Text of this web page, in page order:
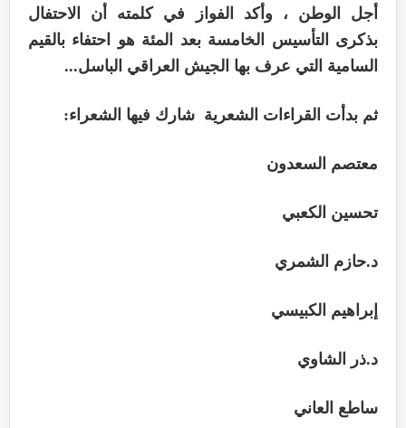
أجل الوطن ، وأكد الفواز في كلمته أن الاحتفال
بذكرى التأسيس الخامسة بعد المئة هو احتفاء بالقيم
السامية التي عرف بها الجيش العراقي الباسل...
‏ثم بدأت القراءات الشعرية شارك فيها الشعراء:
‏معتصم السعدون
‏تحسين الكعبي
‏د.حازم الشمري
‏إبراهيم الكبيسي
‏د.ذر الشاوي
‏ساطع العاني